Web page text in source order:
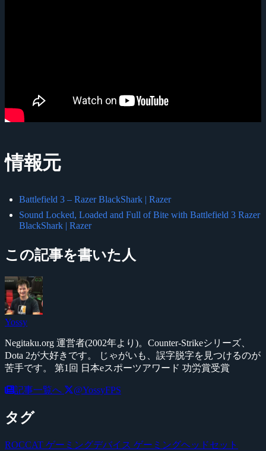
情報元
Battlefield 3 – Razer BlackShark | Razer
Sound Locked, Loaded and Full of Bite with Battlefield 3 Razer
BlackShark | Razer
この記事を書いた人
Yossy
Negitaku.org 運営者(2002年より)。Counter-Strikeシリーズ、
Dota 2が大好きです。 じゃがいも、誤字脱字を見つけるのが
苦手です。 第1回 日本eスポーツアワード 功労賞受賞
記事一覧へ @YossyFPS
タグ
ROCCAT ゲーミングデバイス ゲーミングヘッドセット